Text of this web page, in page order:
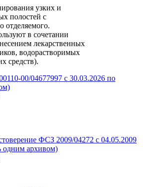
узких и
полостей с
отделяемого.
в сочетании
лекарственных
водорастворимых
средств).
00/04677997 с 30.03.2026 по
ФСЗ 2009/04272 с 04.05.2009
одним архивом)